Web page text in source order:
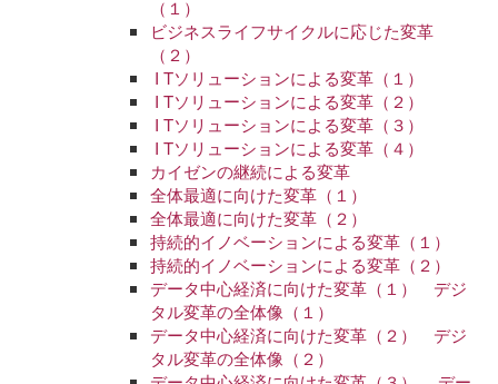
（１）
ビジネスライフサイクルに応じた変革
（２）
I Tソリューションによる変革（１）
I Tソリューションによる変革（２）
I Tソリューションによる変革（３）
I Tソリューションによる変革（４）
カイゼンの継続による変革
全体最適に向けた変革（１）
全体最適に向けた変革（２）
持続的イノベーションによる変革（１）
持続的イノベーションによる変革（２）
データ中心経済に向けた変革（１） デジ
タル変革の全体像（１）
データ中心経済に向けた変革（２） デジ
タル変革の全体像（２）